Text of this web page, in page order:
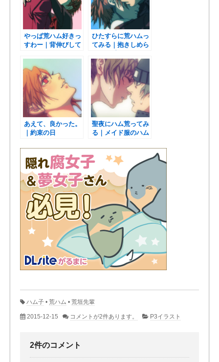
やっぱ荒ハム好きっ
すわー｜背伸びして
ひたすらに荒ハムっ
てみる｜抱きしめら
あえて、良かった。
｜約束の日
聖夜にハム荒ってみ
る｜メイド服のハム
ハム子 • 荒ハム • 荒垣先輩
2015-12-15 コメントが2件あります。 P3イラスト
2件のコメント